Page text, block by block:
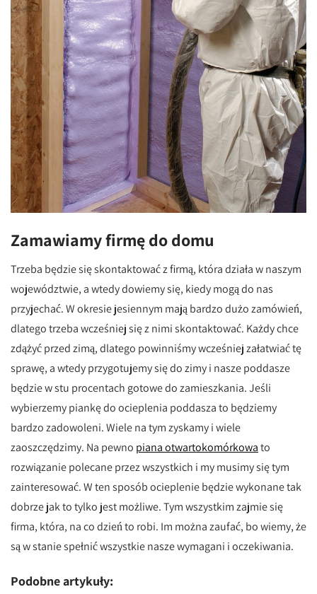
Zamawiamy firmę do domu
Trzeba będzie się skontaktować z firmą, która działa w naszym
województwie, a wtedy dowiemy się, kiedy mogą do nas
przyjechać. W okresie jesiennym mają bardzo dużo zamówień,
dlatego trzeba wcześniej się z nimi skontaktować. Każdy chce
zdążyć przed zimą, dlatego powinniśmy wcześniej załatwiać tę
sprawę, a wtedy przygotujemy się do zimy i nasze poddasze
będzie w stu procentach gotowe do zamieszkania. Jeśli
wybierzemy piankę do ocieplenia poddasza to będziemy
bardzo zadowoleni. Wiele na tym zyskamy i wiele
zaoszczędzimy. Na pewno piana otwartokomórkowato
rozwiązanie polecane przez wszystkich i my musimy się tym
zainteresować. W ten sposób ocieplenie będzie wykonane tak
dobrze jak to tylko jest możliwe. Tym wszystkim zajmie się
firma, która, na co dzień to robi. Im można zaufać, bo wiemy, że
są w stanie spełnić wszystkie nasze wymagani i oczekiwania.
Podobne artykuły: